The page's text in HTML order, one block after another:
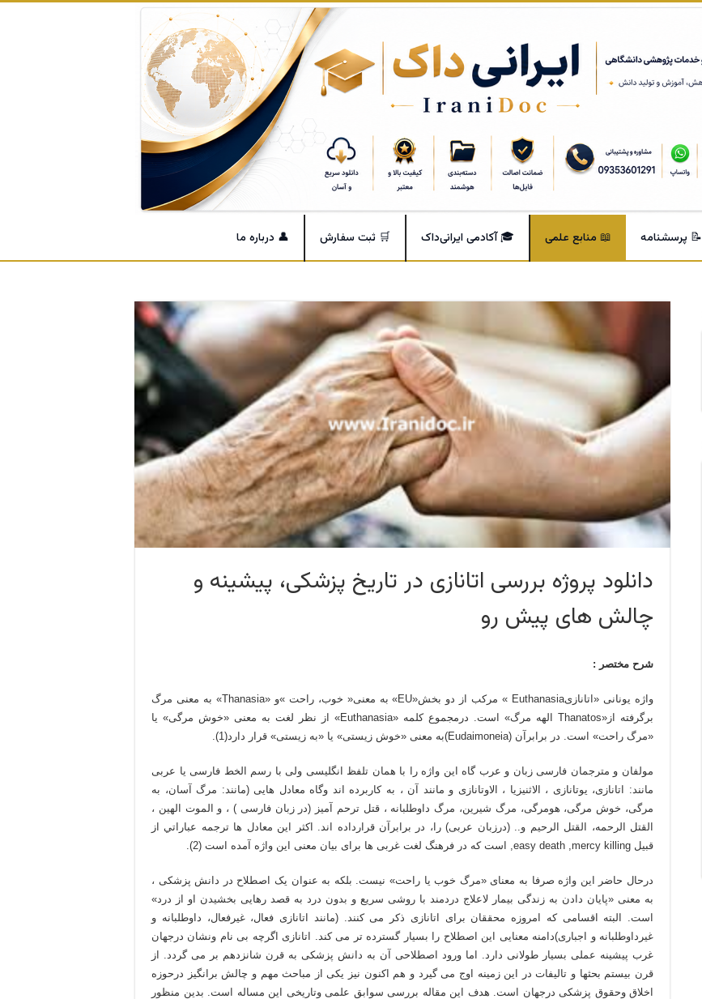
📝 پرسشنامه 📖 منابع علمی 🎓 آکادمی ایرانی‌داک 🛒 ثبت سفارش 👤 درباره ما
دانلود پروژه بررسی اتانازی در تاریخ پزشکی، پیشینه و
چالش های پیش رو
شرح مختصر :
واژه یونانی «اتانازیEuthanasia » مرکب از دو بخش«EU» به معنی« خوب، راحت »و «Thanasia» به معنی مرگ
برگرفته از«Thanatos الهه مرگ» است. درمجموع کلمه «Euthanasia» از نظر لغت به معنی «خوش مرگی» یا
«مرگ راحت» است. در برابرآن (Eudaimoneia)به‌ معنی «خوش زیستی» یا «به زیستی» قرار دارد(1).
مولفان و مترجمان فارسی زبان و عرب گاه این واژه را با همان تلفظ انگلیسی ولی با رسم الخط فارسی یا عربی
مانند: اتانازی، یوتانازی ، الاثنیزیا ، الاوتانازی و مانند آن ، به کاربرده اند وگاه معادل هایی (مانند: مرگ آسان، به
مرگی، خوش مرگی، هومرگی، مرگ شیرین، مرگ داوطلبانه ، قتل ترحم آمیز (در زبان فارسی ) ، و الموت الهین ،
القتل الرحمه، القتل الرحیم و.. (درزبان عربی) را، در برابرآن قرارداده اند. اکثر این معادل ها ترجمه عباراتي از
قبیل easy death ,mercy killing, است كه در فرهنگ لغت غربی ها برای بیان معنی این واژه آمده است (2).
درحال حاضر این واژه صرفا به معناى «مرگ خوب يا راحت» نیست. بلکه به عنوان یک اصطلاح در دانش پزشکی ،
به معنی «پایان دادن به زندگی بیمار لاعلاج دردمند با روشى سريع و بدون درد به قصد رهایی بخشیدن او از درد»
است. البته اقسامی که امروزه محققان برای اتانازی ذکر می کنند. (مانند اتانازى فعال، غيرفعال، داوطلبانه و
غيرداوطلبانه و اجبارى)دامنه معنایی این اصطلاح را بسیار گسترده تر می کند. اتانازی اگرچه بی نام ونشان درجهان
غرب پیشینه عملی بسیار طولانی دارد. اما ورود اصطلاحی آن به دانش پزشکی به قرن شانزدهم بر می گردد. از
قرن بیستم بحثها و تالیفات در این زمینه اوج می گیرد و هم اکنون نیز یکی از مباحث مهم و چالش برانگیز درحوزه
اخلاق وحقوق پزشکی درجهان است. هدف این مقاله بررسی سوابق علمی وتاریخی این مساله است. بدین منظور